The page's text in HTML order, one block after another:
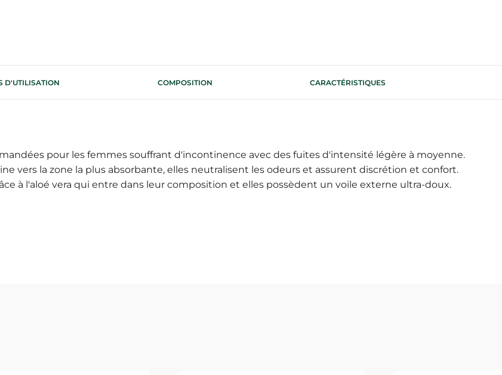
D'UTILISATION COMPOSITION CARACTÉRISTIQUES
pour les femmes souffrant d'incontinence avec des fuites d'intensité légère à moyenne.
vers la zone la plus absorbante, elles neutralisent les odeurs et assurent discrétion et confort.
à l'aloé vera qui entre dans leur composition et elles possèdent un voile externe ultra-doux.